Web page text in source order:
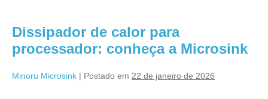
Dissipador de calor para
processador: conheça a Microsink
Minoru Microsink | Postado em 22 de janeiro de 2026